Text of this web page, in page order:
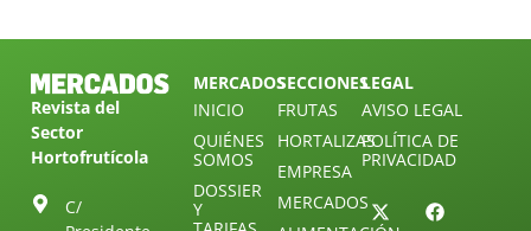
Revista del
Sector
Hortofrutícola
C/
MERCADOS
INICIO
QUIÉNES
SOMOS
DOSSIER
Y
SECCIONES
FRUTAS
HORTALIZAS
EMPRESA
MERCADOS
LEGAL
AVISO LEGAL
POLÍTICA DE
PRIVACIDAD